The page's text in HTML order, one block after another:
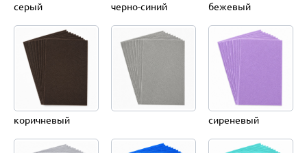
серый черно-синий бежевый
коричневый сиреневый